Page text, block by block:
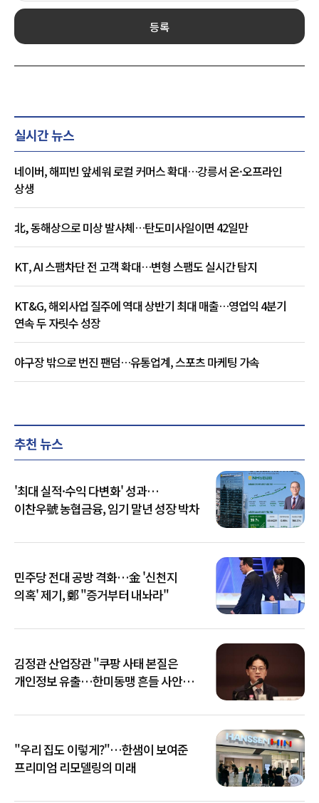
등록
실시간 뉴스
네이버, 해피빈 앞세워 로컬 커머스 확대…강릉서 온·오프라인
상생
北, 동해상으로 미상 발사체…탄도미사일이면 42일만
KT, AI 스팸차단 전 고객 확대…변형 스팸도 실시간 탐지
KT&G, 해외사업 질주에 역대 상반기 최대 매출…영업익 4분기
연속 두 자릿수 성장
야구장 밖으로 번진 팬덤…유통업계, 스포츠 마케팅 가속
추천 뉴스
'최대 실적·수익 다변화' 성과…
이찬우號 농협금융, 임기 말년 성장 박차
민주당 전대 공방 격화…金 '신천지
의혹' 제기, 鄭 "증거부터 내놔라"
김정관 산업장관 "쿠팡 사태 본질은
개인정보 유출…한미동맹 흔들 사안
"우리 집도 이렇게?"…한샘이 보여준
프리미엄 리모델링의 미래